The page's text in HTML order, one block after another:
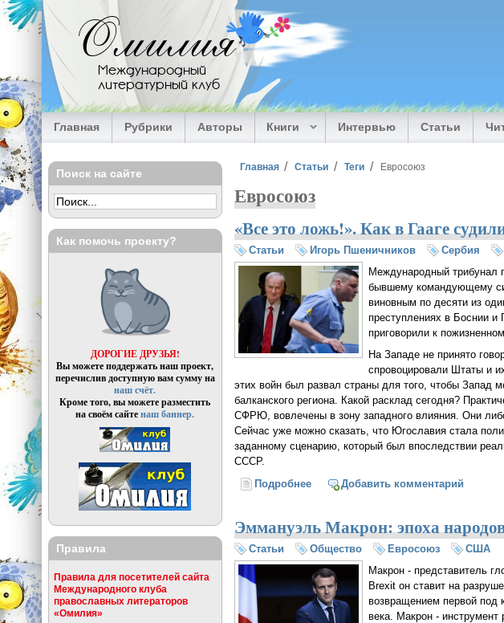
Перейти к основному содержанию
Омилия
Международный
литературный клуб
Главная Рубрики Авторы Книги Интервью Статьи
Вы здесь
Главная Статьи Теги Евросоюз
Евросоюз
«Все это ложь!». Как в Гааге
Статьи Игорь Пшеничников Сербия
Международный
бывшему командующему
виновным по десяти из
преступлениях в Боснии и
приговорили к
На Западе не принято
спровоцировали Штаты и
этих войн был развал страны для того, чтобы Запад
балканского региона. Какой расклад сегодня?
СФРЮ, вовлечены в зону западного влияния. Они
Сейчас уже можно сказать, что Югославия стала
заданному сценарию, который был впоследствии
СССР.
Подробнеео «Все это ложь!». Как в Гааге
Добавить комментарий
Эммануэль Макрон: эпоха
Статьи Общество Евросоюз
США
Макрон - представитель
Brexit он ставит на
возвращением первой под
века. Макрон - инструмент
Поиск на сайте
Как помочь проекту?
ДОРОГИЕ ДРУЗЬЯ!
Вы можете поддержать наш проект,
перечислив доступную вам сумму на
наш счёт.
Кроме того, вы можете разместить
на своём сайтенаш баннер.
Правила
Правила для посетителей сайта
Международного клуба
православных литераторов
«Омилия»